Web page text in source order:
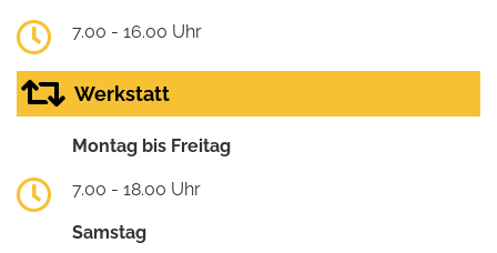
7.00 - 16.00 Uhr
Werkstatt
Montag bis Freitag
7.00 - 18.00 Uhr
Samstag